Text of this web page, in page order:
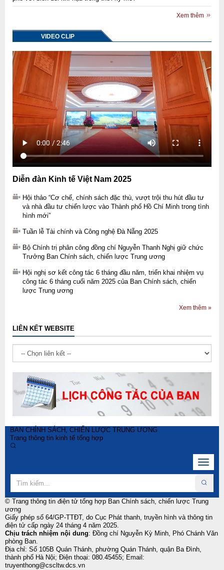
Xem thêm
VIDEO CLIP
Diễn đàn Kinh tế Việt Nam 2025
Hội thảo “Cơ chế, chính sách đặc thù, vượt trội thu hút đầu tư
và nhà đầu tư chiến lược vào Thành phố Hồ Chí Minh trong tình
hình mới”
Tuần lễ Tài chính và Công nghệ Đà Nẵng 2025
Bộ Chính trị phân công đồng chí Nguyễn Thanh Nghị giữ chức
Trưởng Ban Chính sách, chiến lược Trung ương
Hội nghị sơ kết công tác 6 tháng đầu năm, triển khai nhiệm vụ
công tác 6 tháng cuối năm 2025 của Ban Chính sách, chiến
lược Trung ương
Xem thêm »
LIÊN KẾT WEBSITE
BAN CHÍNH SÁCH, CHIẾN LƯỢC TRUNG ƯƠNG
Trang thông tin kinh tế tổng hợp
Toggle
© Trang thông tin điện tử tổng hợp Ban Chính sách, chiến lược Trung
ương
Giấy phép số 64/GP-TTĐT, do Cục Phát thanh, truyền hình và thông tin
điện tử cấp ngày 24 tháng 4 năm 2025.
Chịu trách nhiệm nội dung: Đồng chí Nguyễn Kỳ Minh, Phó Chánh Văn
phòng Ban.
Địa chỉ: Số 105B Quán Thánh, phường Quán Thánh, quận Ba Đình,
thành phố Hà Nội; Điện thoại: 080.45455; Email:
truyenthong@cscltw.dcs.vn